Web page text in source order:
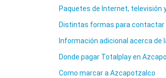
Paquetes de Internet, televisión
Distintas formas para
Información adicional acerca de
Donde pagar Totalplay en
Como marcar a Azcapotzalco